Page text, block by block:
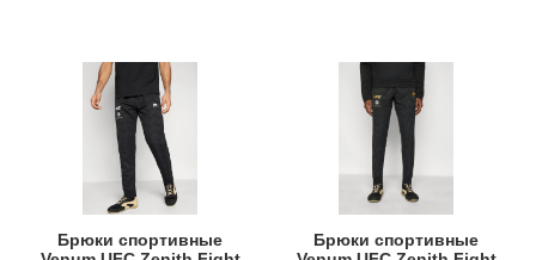
Брюки спортивные
Брюки спортивные